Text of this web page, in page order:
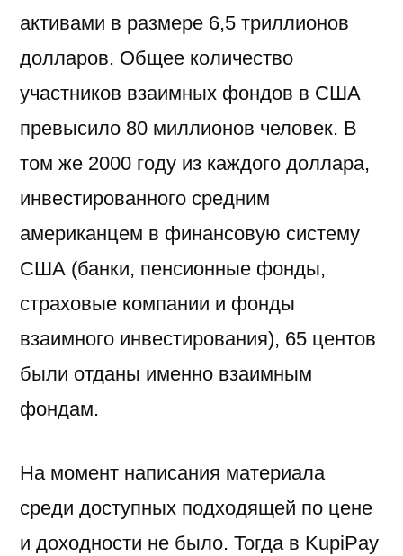
активами в размере 6,5 триллионов
долларов. Общее количество
участников взаимных фондов в США
превысило 80 миллионов человек. В
том же 2000 году из каждого доллара,
инвестированного средним
американцем в финансовую систему
США (банки, пенсионные фонды,
страховые компании и фонды
взаимного инвестирования), 65 центов
были отданы именно взаимным
фондам.
На момент написания материала
среди доступных подходящей по цене
и доходности не было. Тогда в KupiPay